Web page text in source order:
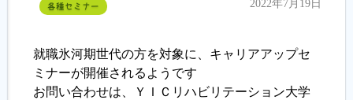
各種セミナー 2022年7月19日
就職氷河期世代の方を対象に、キャリアアップセ
ミナーが開催されるようです
お問い合わせは、ＹＩＣリハビリテーション大学